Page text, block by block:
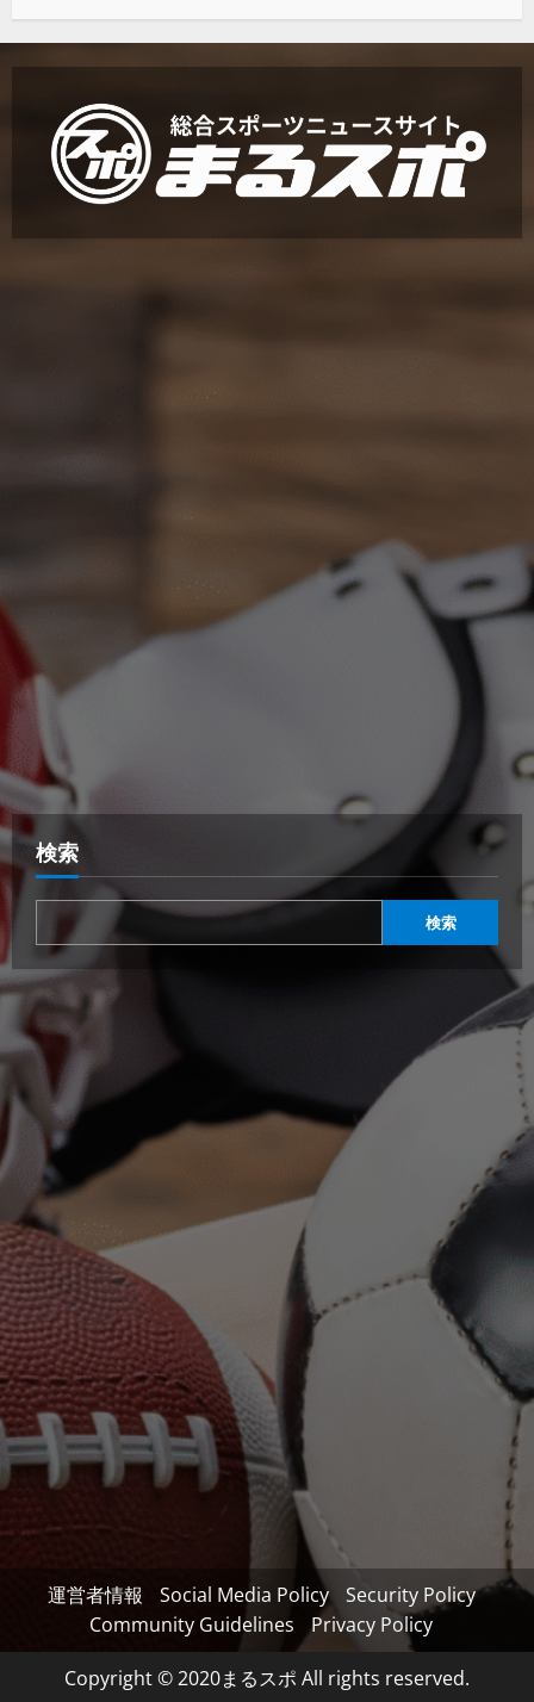
検索
検索
運営者情報 Social Media Policy
Security Policy
Community Guidelines
Privacy Policy
Copyright © 2020まるスポ All rights reserved.